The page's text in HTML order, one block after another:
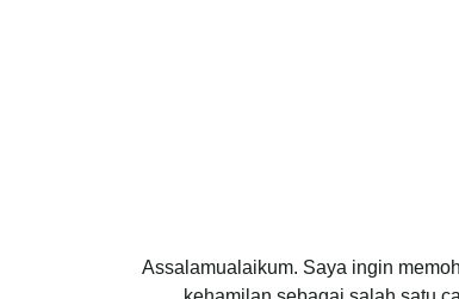
Assalamualaikum. Saya ingin